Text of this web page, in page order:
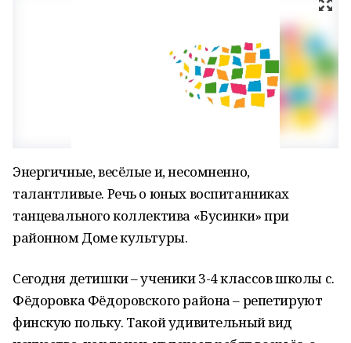
Энергичные, весёлые и, несомненно,
талантливые. Речь о юных воспитанниках
танцевального коллектива «Бусинки» при
районном Доме культуры.
Сегодня детишки – ученики 3-4 классов школы с.
Фёдоровка Фёдоровского района – репетируют
финскую польку. Такой удивительный вид